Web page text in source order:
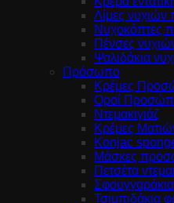
Λίμες νυχιών
Νυχοκόπτες
Πένσες
Ψαλιδάκια
Πρόσωπο
Κρέμες
Οροί
Ντεμακιγιάζ
Κρέμες
Konjac
Μάσκες
Πετσέτα
Σφουγγαράκια
Τσιμπιδάκια